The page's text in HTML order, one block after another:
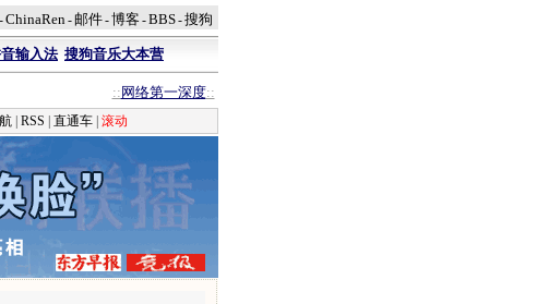
-ChinaRen-邮件-博客 -BBS-搜狗
输入法 搜狗音乐大本营
:: 网络第一深度::
RSS 直通车 滚动